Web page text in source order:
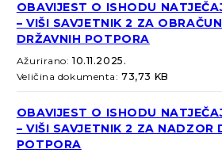
OBAVIJEST O ISHODU
– VIŠI SAVJETNIK 2 ZA
DRŽAVNIH POTPORA
Ažurirano:10.11.2025.
Veličina dokumenta:73,73 KB
OBAVIJEST O ISHODU
– VIŠI SAVJETNIK 2 ZA NADZOR
POTPORA